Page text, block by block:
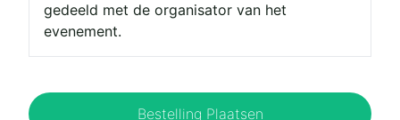
gedeeld met de organisator van het
evenement.